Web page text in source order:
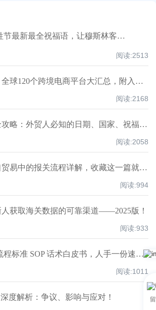
2025古尔邦节/宰牲节最新最全祝福语，让穆斯林客户记住你！
阅读:2513
（2025年更新版）全球120个跨境电商平台大汇总，附入驻要求、注册门槛和适合品类！
阅读:2168
2025年古尔邦节全攻略：外贸人必知的日期、国家、祝福技巧与禁忌清单！
阅读:2058
2025最新！进出口贸易中的报关流程详解，收藏这一篇就够了！
阅读:994
获取海关数据的可靠渠道——2025版！
阅读:933
2025 外贸业务全流程标准 SOP 话术白皮书，人手一份速领！
阅读:1011
度解析：争议、影响与应对！